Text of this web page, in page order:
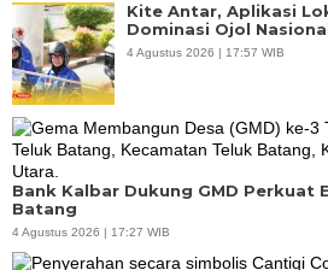
Kite Antar, Aplikasi
Dominasi Ojol
4 Agustus 2026 | 17:57 WIB
Bank Kalbar Dukung GMD Perkuat
Batang
4 Agustus 2026 | 17:27 WIB